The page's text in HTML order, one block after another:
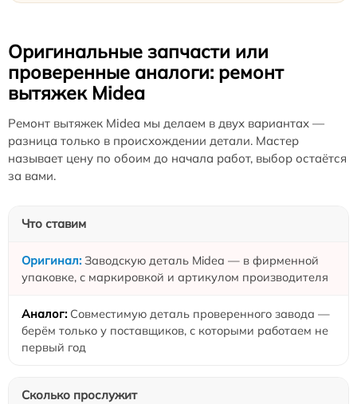
Оригинальные запчасти или
проверенные аналоги: ремонт
вытяжек Midea
Ремонт вытяжек Midea мы делаем в двух вариантах —
разница только в происхождении детали. Мастер
называет цену по обоим до начала работ, выбор остаётся
за вами.
Что ставим
Заводскую деталь Midea — в фирменной
упаковке, с маркировкой и артикулом производителя
Совместимую деталь проверенного завода —
берём только у поставщиков, с которыми работаем не
первый год
Сколько прослужит